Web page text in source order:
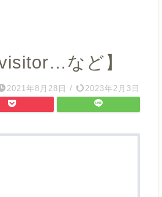
など】
2021年8月28日 / 2023年2月3日